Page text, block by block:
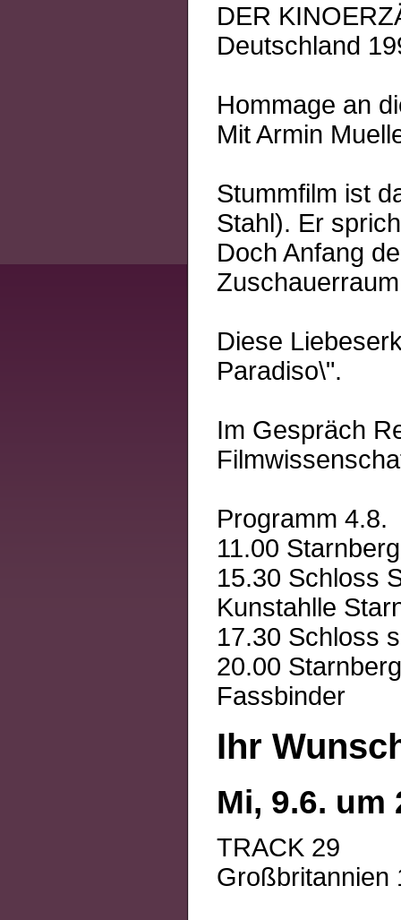
DER
Deutschland
Hommage an
Mit Armin
Stummfilm ist
Stahl). Er
Doch Anfang
Diese
Paradiso\".
Im Gespräch
Programm 4.8.
11.00
15.30 Schloss
Kunstahlle
17.30 Schloss
20.00
Fassbinder
Ihr
Mi, 9.6.
TRACK 29
Großbritannien